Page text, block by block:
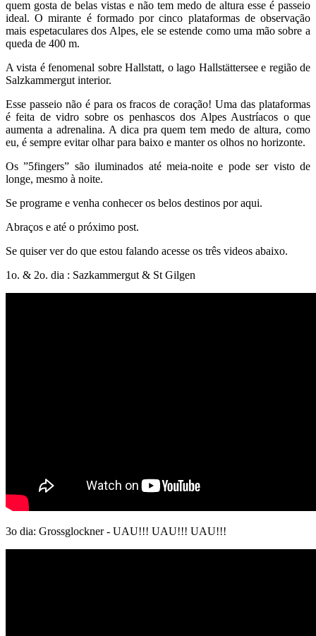
quem gosta de belas vistas e não tem medo de altura esse é passeio
ideal. O mirante é formado por cinco plataformas de observação
mais espetaculares dos Alpes, ele se estende como uma mão sobre a
queda de 400 m.
A vista é fenomenal sobre Hallstatt, o lago Hallstättersee e região de
Salzkammergut interior.
Esse passeio não é para os fracos de coração! Uma das plataformas
é feita de vidro sobre os penhascos dos Alpes Austríacos o que
aumenta a adrenalina. A dica pra quem tem medo de altura, como
eu, é sempre evitar olhar para baixo e manter os olhos no horizonte.
Os ”5fingers” são iluminados até meia-noite e pode ser visto de
longe, mesmo à noite.
Se programe e venha conhecer os belos destinos por aqui.
Abraços e até o próximo post.
Se quiser ver do que estou falando acesse os três videos abaixo.
1o. & 2o. dia : Sazkammergut & St Gilgen
3o dia: Grossglockner - UAU!!! UAU!!! UAU!!!